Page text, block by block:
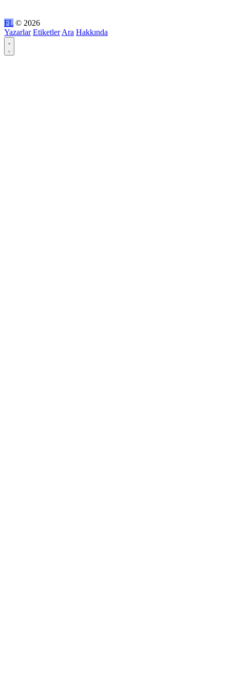
FL © 2026
Yazarlar Etiketler Ara Hakkında